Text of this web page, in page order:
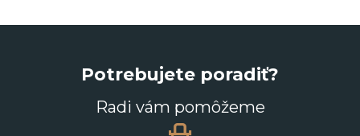
Potrebujete poradiť?
Radi vám pomôžeme